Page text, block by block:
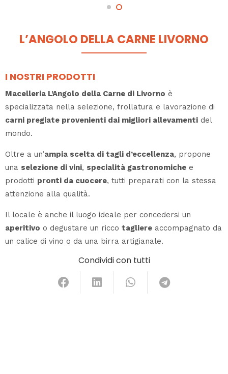
L’ANGOLO DELLA CARNE LIVORNO
I NOSTRI PRODOTTI
Macelleria L’Angolo della Carne di Livorno è
specializzata nella selezione, frollatura e lavorazione di
carni pregiate provenienti dai migliori allevamenti del
mondo.
Oltre a un’ampia scelta di tagli d’eccellenza, propone
una selezione di vini, specialità gastronomiche e
prodotti pronti da cuocere, tutti preparati con la stessa
attenzione alla qualità.
Il locale è anche il luogo ideale per concedersi un
aperitivo o degustare un ricco tagliere accompagnato da
un calice di vino o da una birra artigianale.
Condividi con tutti